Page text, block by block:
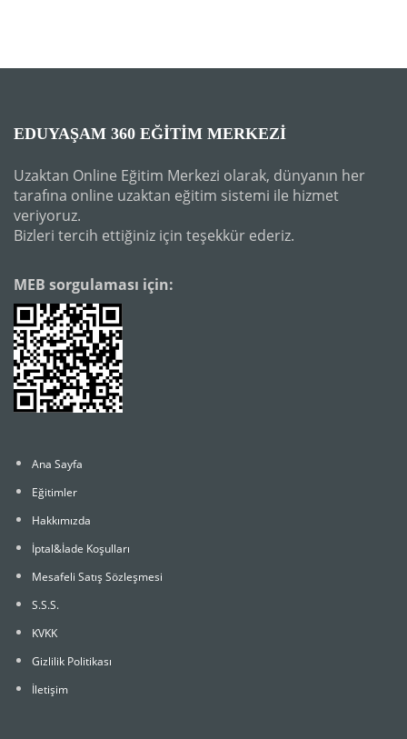
EDUYAŞAM 360 EĞITIM MERKEZI
Uzaktan Online Eğitim Merkezi olarak, dünyanın her
tarafına online uzaktan eğitim sistemi ile hizmet
veriyoruz.
Bizleri tercih ettiğiniz için teşekkür ederiz.
MEB sorgulaması için:
Ana Sayfa
Eğitimler
Hakkımızda
İptal&İade Koşulları
Mesafeli Satış Sözleşmesi
S.S.S.
KVKK
Gizlilik Politikası
İletişim